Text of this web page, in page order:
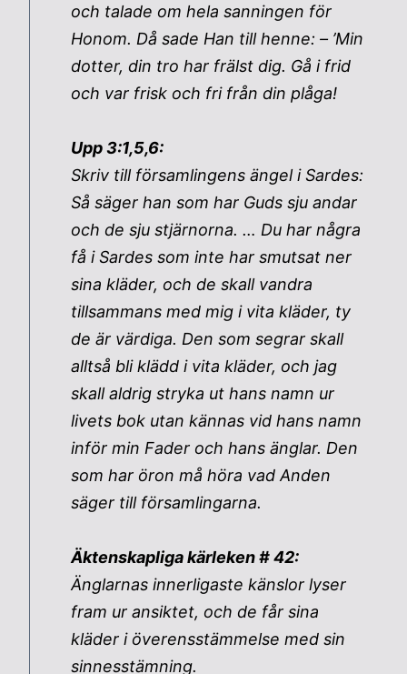
och talade om hela sanningen för
Honom. Då sade Han till henne: – ’Min
dotter, din tro har frälst dig. Gå i frid
och var frisk och fri från din plåga!
Upp 3:1,5,6:
Skriv till församlingens ängel i Sardes:
Så säger han som har Guds sju andar
och de sju stjärnorna. … Du har några
få i Sardes som inte har smutsat ner
sina kläder, och de skall vandra
tillsammans med mig i vita kläder, ty
de är värdiga. Den som segrar skall
alltså bli klädd i vita kläder, och jag
skall aldrig stryka ut hans namn ur
livets bok utan kännas vid hans namn
inför min Fader och hans änglar. Den
som har öron må höra vad Anden
säger till församlingarna.
Äktenskapliga kärleken # 42:
Änglarnas innerligaste känslor lyser
fram ur ansiktet, och de får sina
kläder i överensstämmelse med sin
sinnesstämning.